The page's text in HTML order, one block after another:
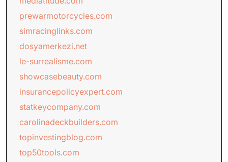
prewarmotorcycles.com
simracinglinks.com
dosyamerkezi.net
le-surrealisme.com
showcasebeauty.com
insurancepolicyexpert.com
statkeycompany.com
carolinadeckbuilders.com
topinvestingblog.com
top50tools.com